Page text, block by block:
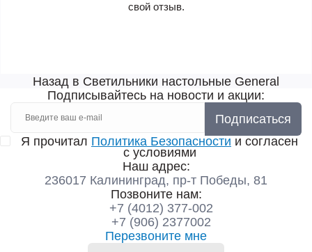
свой отзыв.
Назад в Светильники настольные General
Подписывайтесь на новости и акции:
Подписаться
Я прочитал Политика Безопасности и согласен
с условиями
Наш адрес:
236017 Калининград,​ пр-т Победы, 81
Позвоните нам:
+7 (4012) 377-002
+7 (906) 2377002
Перезвоните мне